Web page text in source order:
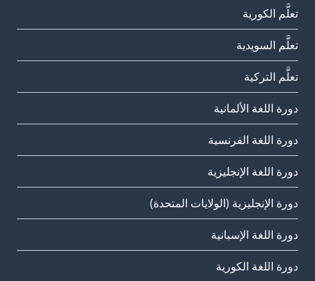
تعلَّم الكورية
تعلَّم السويدية
تعلَّم التركية
دورة اللغة الألمانية
دورة اللغة الفرنسية
دورة اللغة الإنجليزية
دورة الإنجليزية (الولايات المتحدة)
دورة اللغة الإسبانية
دورة اللغة الكورية